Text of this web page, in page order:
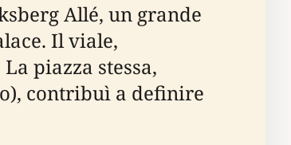
Allé, un grande
Il viale,
piazza stessa,
contribuì a definire